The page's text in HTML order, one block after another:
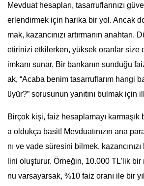
Mevduat hesapları, tasarruflarınızı
erlendirmek için harika bir yol. Ancak
mak, kazancınızı artırmanın anahtarı.
etirinizi etkilerken, yüksek oranlar size
imkanı sunar. Bir bankanın sunduğu
ak, “Acaba benim tasarruflarım hangi
üyür?” sorusunun yanıtını bulmak için
Birçok kişi, faiz hesaplamayı karmaşık
a oldukça basit! Mevduatınızın ana
nı ve vade süresini bilmek,
lini oluşturur. Örneğin, 10.000 TL’lik bir
nu varsayarsak, %10 faiz oranı ile bir